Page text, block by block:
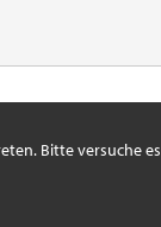
Bitte versuche es